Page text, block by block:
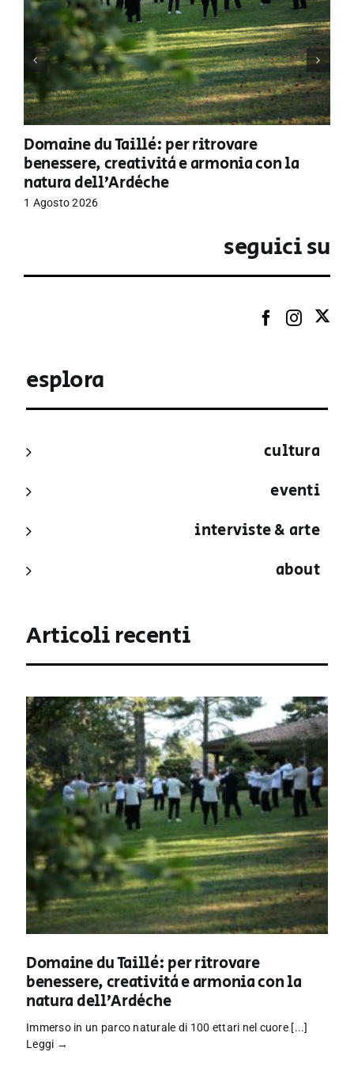
Domaine du Taillé: per ritrovare
benessere, creatività e armonia con la
natura dell’Ardèche
1 Agosto 2026
seguici su
esplora
cultura
eventi
interviste & arte
about
Articoli recenti
Domaine du Taillé: per ritrovare
benessere, creatività e armonia con la
natura dell’Ardèche
Immerso in un parco naturale di 100 ettari nel cuore [...]
Leggi →